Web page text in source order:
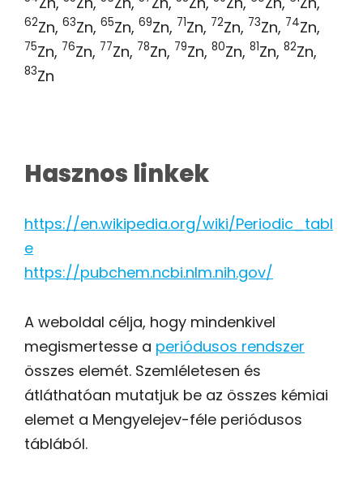
62Zn, 63Zn, 65Zn, 69Zn, 71Zn, 72Zn, 73Zn, 74Zn,
75Zn, 76Zn, 77Zn, 78Zn, 79Zn, 80Zn, 81Zn, 82Zn,
83Zn
Hasznos linkek
https://en.wikipedia.org/wiki/Periodic_tabl
e
https://pubchem.ncbi.nlm.nih.gov/
A weboldal célja, hogy mindenkivel
megismertesse a periódusos rendszer
összes elemét. Szemléletesen és
átláthatóan mutatjuk be az összes kémiai
elemet a Mengyelejev-féle periódusos
táblából.